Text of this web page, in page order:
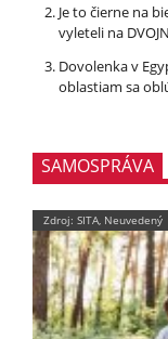
Je to čierne na
vyleteli na
Dovolenka v
oblastiam sa
SAMOSPRÁVA
Zdroj: SITA, Neuvedený